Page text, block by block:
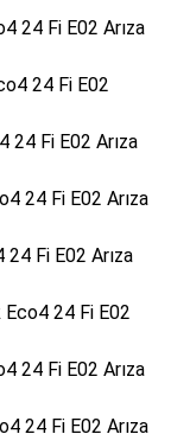
24 Fi E02 Arıza
24 Fi E02
24 Fi E02 Arıza
24 Fi E02 Arıza
Fi E02 Arıza
24 Fi E02
24 Fi E02 Arıza
24 Fi E02 Arıza